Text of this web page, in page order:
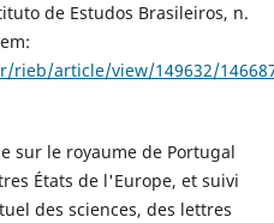
de Estudos Brasileiros, n.
rieb/article/view/149632/
sur le royaume de Portugal
États de l'Europe, et suivi
des sciences, des lettres